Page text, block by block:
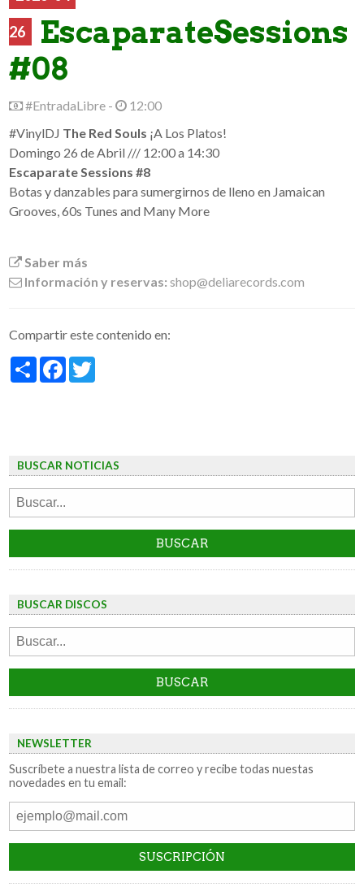
26
EscaparateSessions
#08
#EntradaLibre -
12:00
#VinylDJ The Red Souls ¡A Los Platos!
Domingo 26 de Abril /// 12:00 a 14:30
Escaparate Sessions #8
Botas y danzables para sumergirnos de lleno en Jamaican
Grooves, 60s Tunes and Many More
Saber más
Información y reservas: shop@deliarecords.com
Compartir este contenido en:
ShareFacebook
BUSCAR NOTICIAS
BUSCAR DISCOS
NEWSLETTER
Suscríbete a nuestra lista de correo y recibe todas nuestas
novedades en tu email: